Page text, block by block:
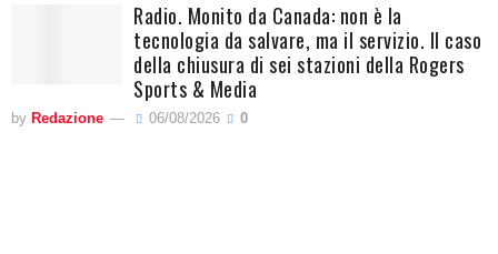
Radio. Monito da Canada: non è la
tecnologia da salvare, ma il servizio. Il caso
della chiusura di sei stazioni della Rogers
Sports & Media
by Redazione 06/08/2026 0